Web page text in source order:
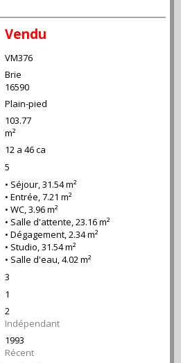
Vendu
VM376
Brie
16590
Plain-pied
103.77
m²
12 a 46 ca
5
• Séjour, 31.54 m²
• Entrée, 7.21 m²
• WC, 3.96 m²
• Salle d'attente, 23.16 m²
• Dégagement, 2.34 m²
• Studio, 31.54 m²
• Salle d'eau, 4.02 m²
3
1
2
Indépendant
1993
Récent